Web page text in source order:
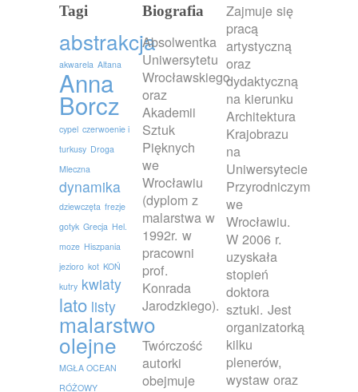
Tagi
abstrakcja
akwarela Altana
Anna
Borcz
cypel czerwoenie i
turkusy Droga
Mleczna
dynamika
dziewczęta frezje
gotyk Grecja Hel.
moze Hiszpania
jezioro kot KOŃ
kutry kwiaty
lato listy
malarstwo
olejne
MGŁA OCEAN
RÓŻOWY
Biografia
Absolwentka
Uniwersytetu
Wrocławskiego
oraz
Akademii
Sztuk
Pięknych
we
Wrocławiu
(dyplom z
malarstwa w
1992r. w
pracowni
prof.
Konrada
Jarodzkiego).
Twórczość
autorki
obejmuje
Zajmuje się
pracą
artystyczną
oraz
dydaktyczną
na kierunku
Architektura
Krajobrazu
na
Uniwersytecie
Przyrodniczym
we
Wrocławiu.
W 2006 r.
uzyskała
stopień
doktora
sztuki. Jest
organizatorką
kilku
plenerów,
wystaw oraz